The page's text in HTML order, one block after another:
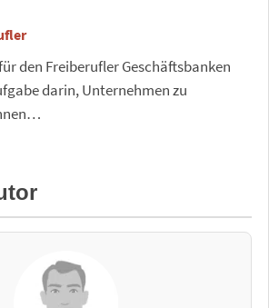
den Freiberufler Geschäftsbanken
darin, Unternehmen zu